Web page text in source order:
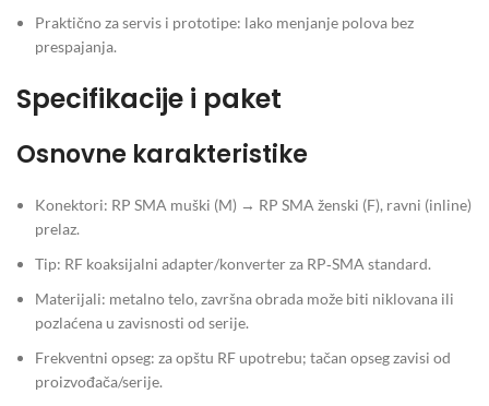
Praktično za servis i prototipe: lako menjanje polova bez
prespajanja.
Specifikacije i paket
Osnovne karakteristike
Konektori: RP SMA muški (M) → RP SMA ženski (F), ravni (inline)
prelaz.
Tip: RF koaksijalni adapter/konverter za RP‑SMA standard.
Materijali: metalno telo, završna obrada može biti niklovana ili
pozlaćena u zavisnosti od serije.
Frekventni opseg: za opštu RF upotrebu; tačan opseg zavisi od
proizvođača/serije.